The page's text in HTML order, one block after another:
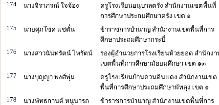
174
นางจิราภรณ์ ใจจ้อง
ครูโรงเรียนอนุบาลตรัง สำนักงานเขตพื้นที่
การศึกษาประถมศึกษาตรัง เขต ๑
175
นายศุภโชค แช่ตั๋น
ข้าราชการบำนาญ สำนักงานเขตพื้นที่การ
ศึกษาประถมศึกษากระบี่
176
นางสาวนันทรัตน์ ไพรัตน์
รองผู้อำนวยการโรงเรียนห้วยยอด สำนักงา
เขตพื้นที่การศึกษามัธยมศึกษา เขต ๑๓
177
นางบุญญา พงศ์พุ่ม
ครูโรงเรียนบ้านควนดินแดง สำนักงานเขต
พื้นที่การศึกษาประถมศึกษาพัทลุง เขต ๑
178
นางพัทธกานต์ หนูนารถ
ข้าราชการบำนาญ สำนักงานเขตพื้นที่การ